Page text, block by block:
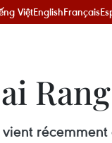
ViệtEnglishFrançais
Rang
récemment